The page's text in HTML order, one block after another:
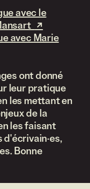
avec le
(lien
avec Marie
ont donné
leur pratique
les mettant en
de la
les faisant
Bonne